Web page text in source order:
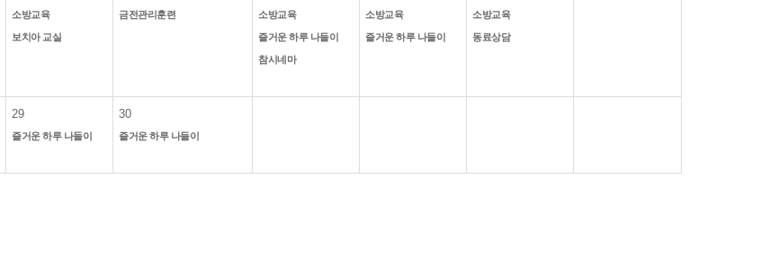
소방교육
보치아 교실
금전관리훈련 소방교육
즐거운 하루 나들이
참시네마
소방교육
즐거운 하루 나들이
소방교육
동료상담
29
즐거운 하루 나들이
30
즐거운 하루 나들이